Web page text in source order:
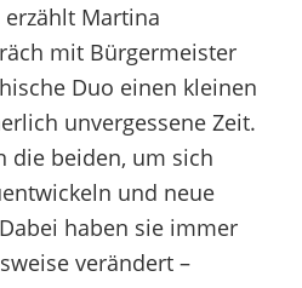
erzählt Martina
mit Bürgermeister
Duo einen kleinen
unvergessene Zeit.
die beiden, um sich
und neue
haben sie immer
verändert –